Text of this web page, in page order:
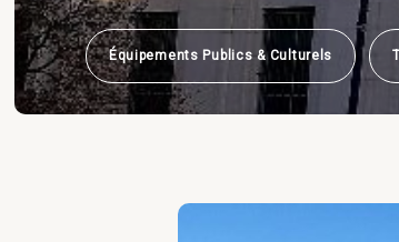
Équipements Publics & Culturels